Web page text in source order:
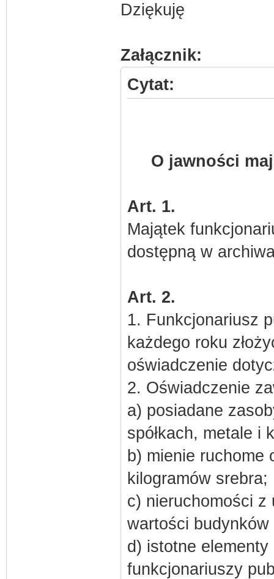
Dziękuję
Załącznik:
Cytat:
O jawności
Art. 1.
Majątek
dostępną w
Art. 2.
1. Funkcjonariusz
każdego roku
oświadczenie
2. Oświadczenie
a) posiadane
spółkach, metale i
b) mienie ruchome
kilogramów srebra;
c) nieruchomości z
wartości
d) istotne elementy
funkcjonariuszy